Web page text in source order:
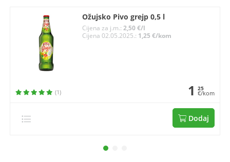
Ožujsko Pivo grejp 0,5 l
Cijena za j.m.:2,50 €/l
Cijena 02.05.2025.: 1,25 €/kom
(1) 1 25
€/kom
Dodaj